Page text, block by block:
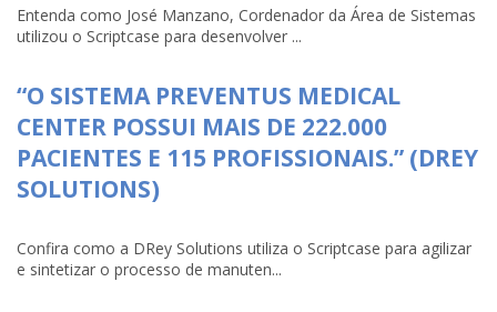
Entenda como José Manzano, Cordenador da Área de Sistemas
utilizou o Scriptcase para desenvolver ...
“O SISTEMA PREVENTUS MEDICAL
CENTER POSSUI MAIS DE 222.000
PACIENTES E 115 PROFISSIONAIS.” (DREY
SOLUTIONS)
Confira como a DRey Solutions utiliza o Scriptcase para agilizar
e sintetizar o processo de manuten...